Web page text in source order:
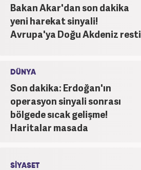
Bakan Akar'dan son dakika
yeni harekat sinyali!
Avrupa'ya Doğu Akdeniz resti
DÜNYA
Son dakika: Erdoğan'ın
operasyon sinyali sonrası
bölgede sıcak gelişme!
Haritalar masada
SİYASET